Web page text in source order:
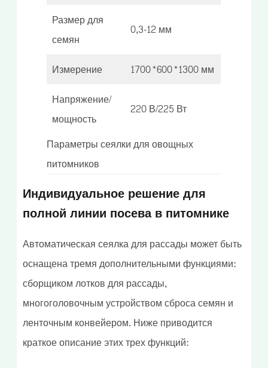
Размер для
семян
0,3-12 мм
Измерение
1700*600*1300 мм
Напряжение/
мощность
220 В/225 Вт
Параметры сеялки для овощных
питомников
Индивидуальное решение для
полной линии посева в питомнике
Автоматическая сеялка для рассады может быть
оснащена тремя дополнительными функциями:
сборщиком лотков для рассады,
многоголовочным устройством сброса семян и
ленточным конвейером. Ниже приводится
краткое описание этих трех функций: